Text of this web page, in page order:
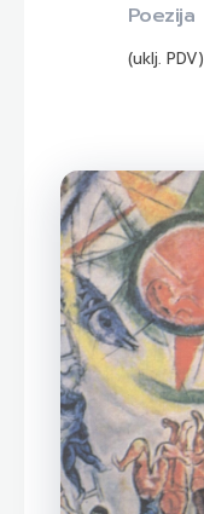
(uklj. PDV)
Poezija